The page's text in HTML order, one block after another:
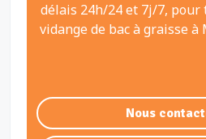
délais 24h/24 et 7j/7, pour
vidange de bac à graisse
Nous